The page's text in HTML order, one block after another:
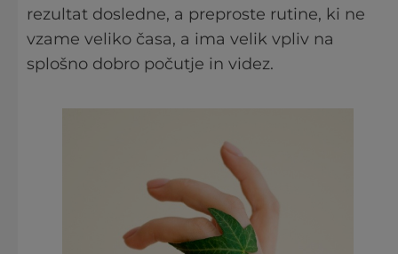
rezultat dosledne, a preproste rutine, ki ne
vzame veliko časa, a ima velik vpliv na
splošno dobro počutje in videz.